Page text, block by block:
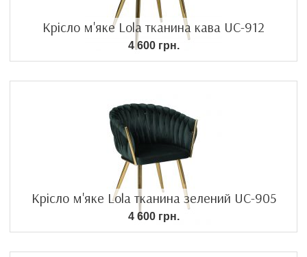
Крісло м'яке Lola тканина кава UC-912
4 600 грн.
Крісло м'яке Lola тканина зелений UC-905
4 600 грн.